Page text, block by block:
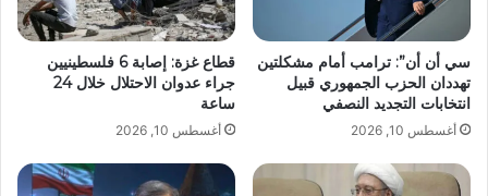
سي أن أن”: ترامب أمام مشكلتين
تهددان الحزب الجمهوري قبيل
انتخابات التجديد النصفي
أغسطس 10, 2026
قطاع غزة: إصابة 6 فلسطينيين
جراء عدوان الاحتلال خلال 24
ساعة
أغسطس 10, 2026